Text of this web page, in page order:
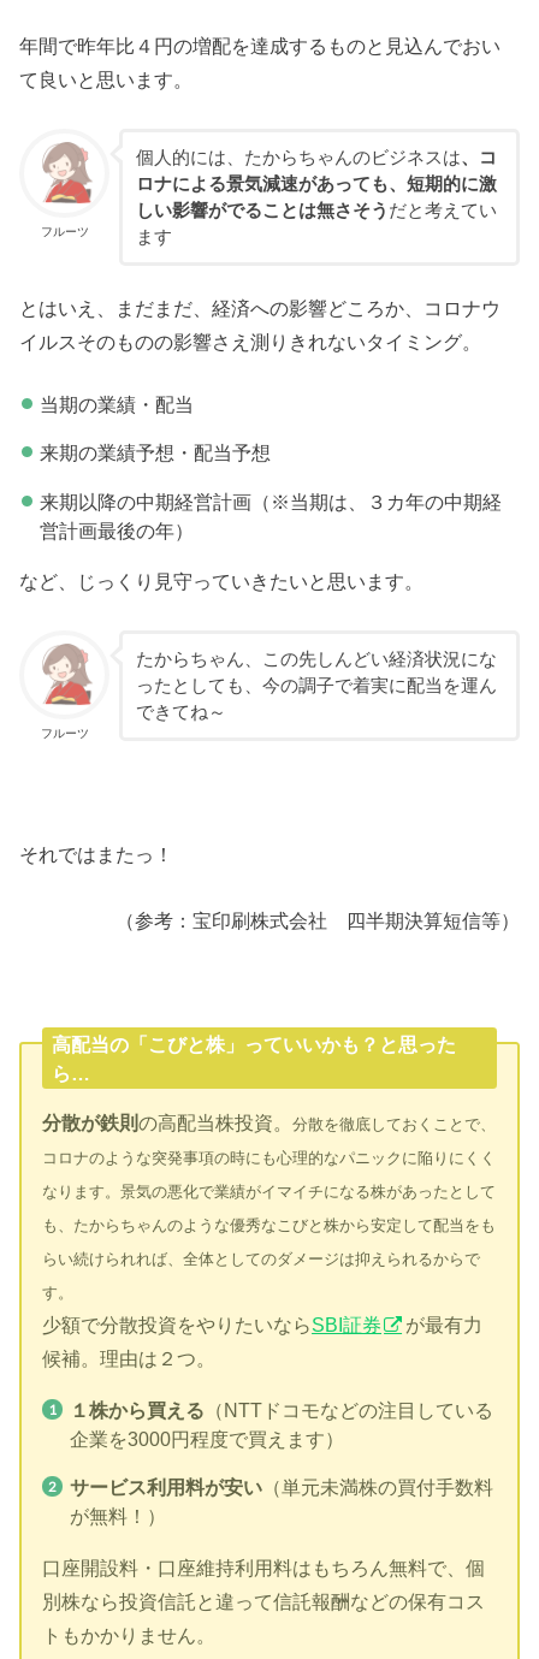
年間で昨年比４円の増配を達成するものと見込んでおい
て良いと思います。
フルーツ
個人的には、たからちゃんのビジネスは、コ
ロナによる景気減速があっても、短期的に激
しい影響がでることは無さそう だと考えてい
ます
とはいえ、まだまだ、経済への影響どころか、コロナウ
イルスそのものの影響さえ測りきれないタイミング。
当期の業績・配当
来期の業績予想・配当予想
来期以降の中期経営計画（※当期は、３カ年の中期経
営計画最後の年）
など、じっくり見守っていきたいと思います。
フルーツ
たからちゃん、この先しんどい経済状況にな
ったとしても、今の調子で着実に配当を運ん
できてね～
それではまたっ！
（参考：宝印刷株式会社 四半期決算短信等）
高配当の「こびと株」っていいかも？と思った
ら…
分散が鉄則の高配当株投資。分散を徹底しておくことで、
コロナのような突発事項の時にも心理的なパニックに陥りにくく
なります。景気の悪化で業績がイマイチになる株があったとして
も、たからちゃんのような優秀なこびと株から安定して配当をも
らい続けられれば、全体としてのダメージは抑えられるからで
す。
少額で分散投資をやりたいならSBI証券
が最有力
候補。理由は２つ。
１株から買える （NTTドコモなどの注目している
企業を3000円程度で買えます）
サービス利用料が安い （単元未満株の買付手数料
が無料！）
口座開設料・口座維持利用料はもちろん無料で、個
別株なら投資信託と違って信託報酬などの保有コス
トもかかりません。